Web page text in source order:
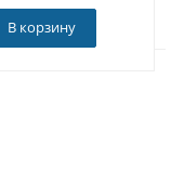
В корзину